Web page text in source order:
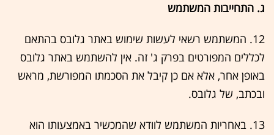
ג. התחייבות המשתמש
12. המשתמש רשאי לעשות שימוש באתר גלובס בהתאם
לכללים המפורטים בפרק ‏ג' זה. אין להשתמש באתר גלובס
באופן אחר, אלא אם כן קיבל את הסכמתו המפורשת, מראש
ובכתב, של גלובס.
13. באחריות המשתמש לוודא שהמכשיר באמצעותו הוא